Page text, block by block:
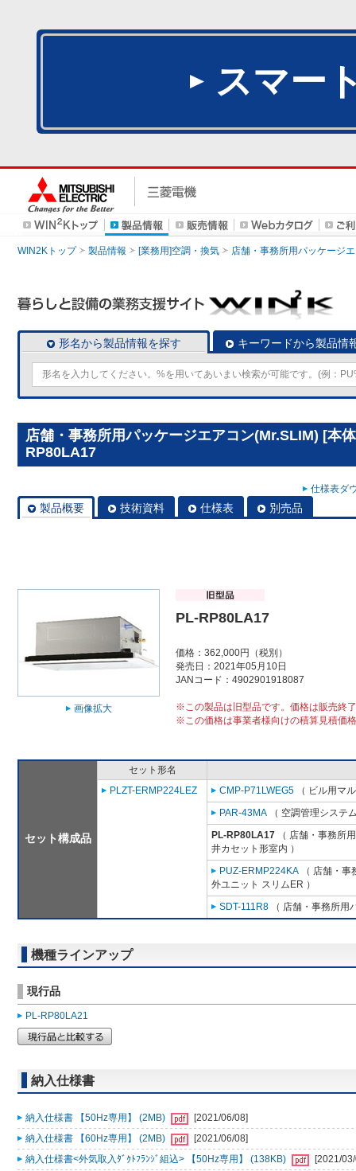
スマー
WIN2Kトップ 製品情報 [業務用]空調・換気 店舗・事務所用パッケージ
形名から製品情報を探す キーワードから製品情
店舗・事務所用パッケージエアコン(Mr.SLIM) [本
RP80LA17
仕様表ダ
製品概要 技術資料 仕様表 別売品
画像拡大
PL-RP80LA17
価格：362,000円（税別）
発売日：2021年05月10日
JANコード：4902901918087
※この製品は旧型品です。価格は販売終
※この価格は事業者様向けの積算見積価
セット構成品
セット形名
PLZT-ERMP224LEZ
CMP-P71LWEG5 （ ビル用マ
PAR-43MA （ 空調管理システ
PL-RP80LA17 （ 店舗・事務所
井カセット形室内 ）
PUZ-ERMP224KA （ 店舗・
外ユニット スリムER ）
SDT-111R8 （ 店舗・事務所用
機種ラインアップ
現行品
PL-RP80LA21
納入仕様書
納入仕様書 【50Hz専用】 (2MB)
[2021/06/08]
納入仕様書 【60Hz専用】 (2MB)
[2021/06/08]
納入仕様書<外気取入ﾀﾞｸﾄﾌﾗﾝｼﾞ組込> 【50Hz専用】 (138KB)
[2021/